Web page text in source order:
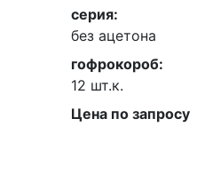
серия:
без ацетона
гофрокороб:
12 шт.к.
Цена по запросу